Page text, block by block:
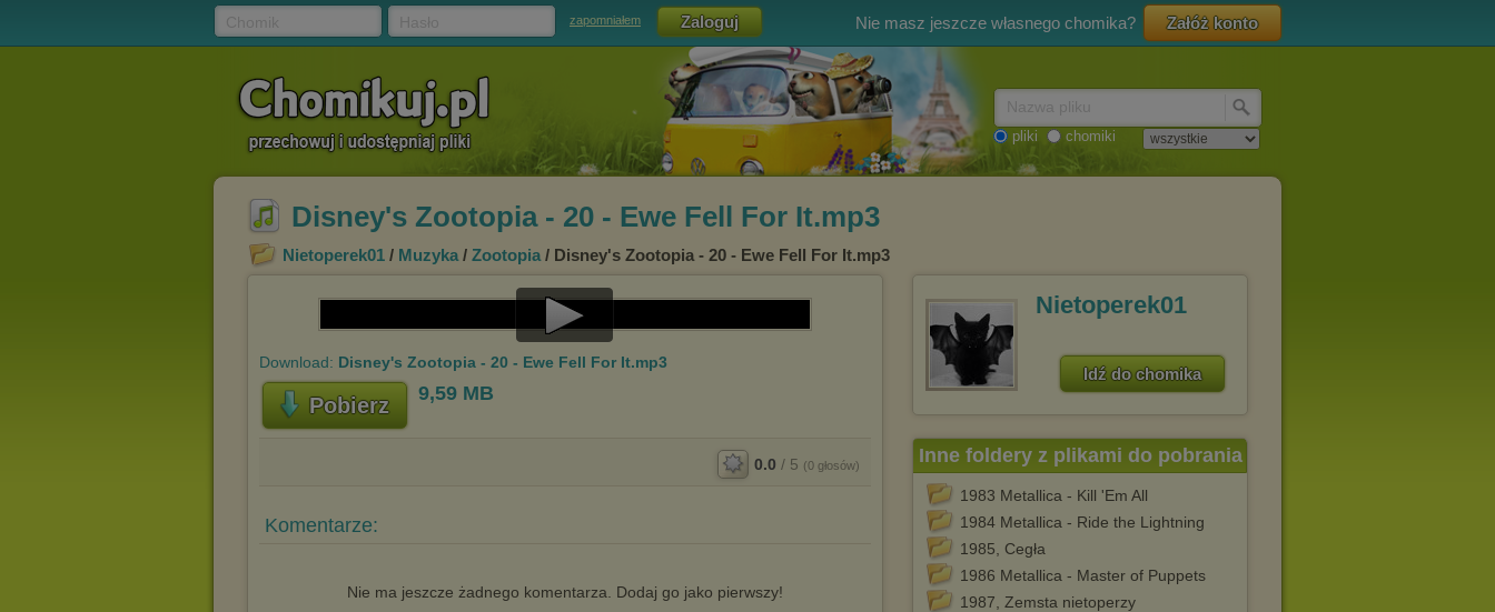
zapomniałem Nie masz jeszcze własnego chomika? Załóż konto
pliki chomiki
Disney's Zootopia - 20 - Ewe Fell For It.mp3
Nietoperek01 / Muzyka / Zootopia / Disney's Zootopia - 20 - Ewe Fell For It.mp3
Play
Download: Disney's Zootopia - 20 - Ewe Fell For It.mp3
Pobierz 9,59 MB
0.0 / 5 (0 głosów)
Komentarze:
Nie ma jeszcze żadnego komentarza. Dodaj go jako pierwszy!
Nietoperek01
Idź do chomika
Inne foldery z plikami do pobrania
1983 Metallica - Kill 'Em All
1984 Metallica - Ride the Lightning
1985, Cegła
1986 Metallica - Master of Puppets
1987, Zemsta nietoperzy